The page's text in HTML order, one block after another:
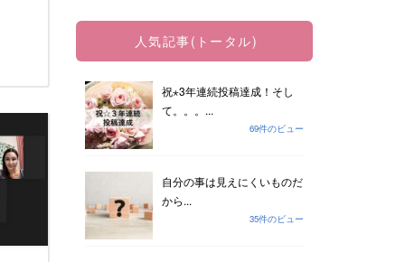
人気記事(トータル)
祝⋆3年連続投稿達成！そし
て。。。...
69件のビュー
自分の事は見えにくいものだ
から...
35件のビュー